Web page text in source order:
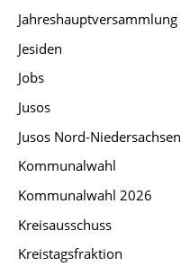
Jahreshauptversammlung
Jesiden
Jobs
Jusos
Jusos Nord-Niedersachsen
Kommunalwahl
Kommunalwahl 2026
Kreisausschuss
Kreistagsfraktion